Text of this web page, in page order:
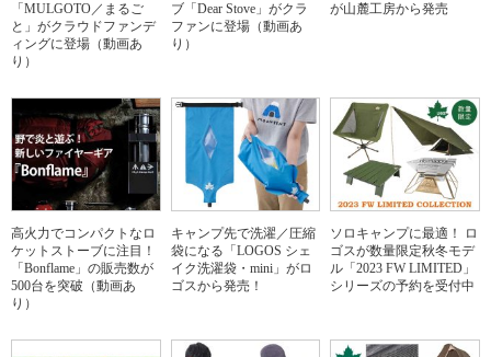
「MULGOTO／まるご
と」がクラウドファンデ
ィングに登場（動画あ
り）
ブ「Dear Stove」がクラ
ファンに登場（動画あ
り）
が山麓工房から発売
高火力でコンパクトなロ
ケットストーブに注目！
「Bonflame」の販売数が
500台を突破（動画あ
り）
キャンプ先で洗濯／圧縮
袋になる「LOGOS シェ
イク洗濯袋・mini」がロ
ゴスから発売！
ソロキャンプに最適！ ロ
ゴスが数量限定秋冬モデ
ル「2023 FW LIMITED」
シリーズの予約を受付中